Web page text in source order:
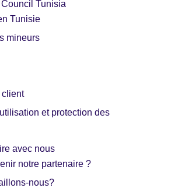
Tunisia
Tunisie
mineurs
client
et protection des
avec nous
notre partenaire ?
nous?